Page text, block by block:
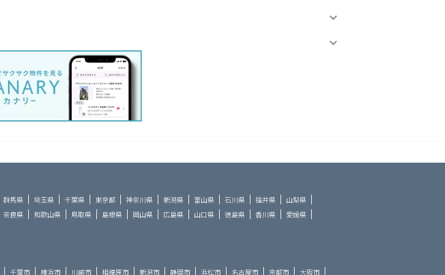
群馬県 埼玉県 千葉県 東京都 神奈川県 新潟県 富山県 石川県 福井県
山梨県
奈良県 和歌山県 鳥取県 島根県 岡山県 広島県 山口県 徳島県 香川県
愛媛県
千葉市 横浜市 川崎市 相模原市 新潟市 静岡市 浜松市 名古屋市 京都市 大阪市